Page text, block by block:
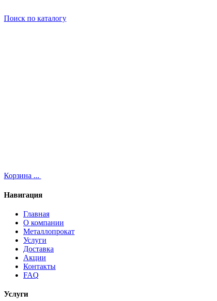
Поиск по каталогу
Корзина ...
Навигация
Главная
О компании
Металлопрокат
Услуги
Доставка
Акции
Контакты
FAQ
Услуги